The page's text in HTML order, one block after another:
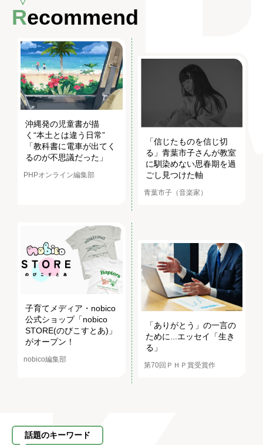
Recommend
沖縄発の児童書が描
く“本土とは違う日常”
「教科書に電車が出てく
るのが不思議だった」
PHPオンライン編集部
「信じたものを信じ切
る」青葉市子さんが教室
に馴染めない思春期を過
ごし見つけた軸
青葉市子（音楽家）
子育てメディア・nobico
公式ショップ「nobico
STORE(のびこすとあ)」
がオープン！
nobico編集部
「ありがとう」の一言の
ために...エッセイ「生き
る」
第70回ＰＨＰ賞受賞作
話題のキーワード